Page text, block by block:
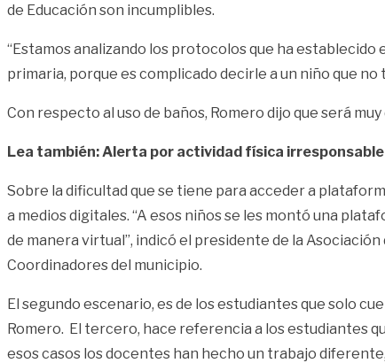
de Educación son incumplibles.
“Estamos analizando los protocolos que ha
primaria, porque es complicado decirle a un niño que
Con respecto al uso de baños, Romero dijo que será
Lea también: Alerta por actividad física irresponsable
Sobre la dificultad que se tiene para acceder a
a medios digitales. “A esos niños se les montó una
de manera virtual”, indicó el presidente de la Asociación
Coordinadores del municipio.
El segundo escenario, es de los estudiantes que solo
Romero. El tercero, hace referencia a los estudiantes
esos casos los docentes han hecho un trabajo